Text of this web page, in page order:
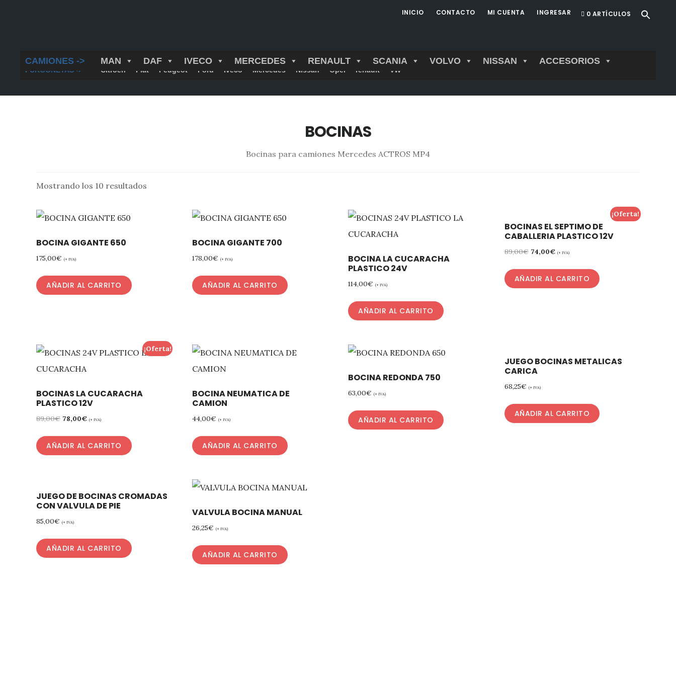
principal
INICIO CONTACTO MI CUENTA INGRESAR 0 ARTÍCULOS
FURGONETAS -> Citroën Fiat Peugeot Ford Iveco Mercedes Nissan Opel renault VW
CAMIONES -> MAN DAF IVECO MERCEDES RENAULT SCANIA VOLVO NISSAN ACCESORIOS
BOCINAS
Bocinas para camiones Mercedes ACTROS MP4
Mostrando los 10 resultados
BOCINA GIGANTE 650
175,00€ (+ IVA)
AÑADIR AL CARRITO
BOCINA GIGANTE 700
178,00€ (+ IVA)
AÑADIR AL CARRITO
BOCINA LA CUCARACHA
PLASTICO 24V
114,00€ (+ IVA)
AÑADIR AL CARRITO
¡Oferta!
BOCINAS EL SEPTIMO DE
CABALLERIA PLASTICO 12V
89,00€ 74,00€ (+ IVA)
AÑADIR AL CARRITO
¡Oferta!
BOCINAS LA CUCARACHA
PLASTICO 12V
89,00€ 78,00€ (+ IVA)
AÑADIR AL CARRITO
BOCINA NEUMATICA DE
CAMION
44,00€ (+ IVA)
AÑADIR AL CARRITO
BOCINA REDONDA 750
63,00€ (+ IVA)
AÑADIR AL CARRITO
JUEGO BOCINAS METALICAS
CARICA
68,25€ (+ IVA)
AÑADIR AL CARRITO
JUEGO DE BOCINAS CROMADAS
CON VALVULA DE PIE
85,00€ (+ IVA)
AÑADIR AL CARRITO
VALVULA BOCINA MANUAL
26,25€ (+ IVA)
AÑADIR AL CARRITO